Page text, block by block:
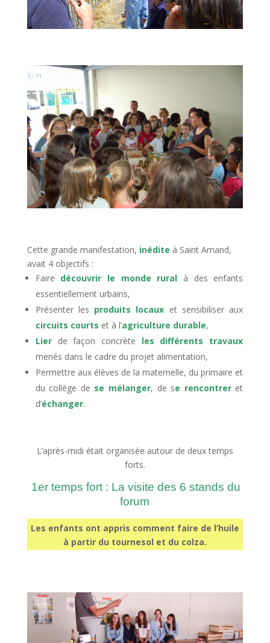
Cette grande manifestation, inédite à Saint Amand,
avait 4 objectifs :
Faire découvrir le monde rural à des enfants
essentiellement urbains,
Présenter les produits locaux et sensibiliser aux
circuits courts et à l’agriculture durable,
Lierde façon concrète les différents travaux
menés dans le cadre du projet alimentation,
Permettre aux élèves de la maternelle, du primaire et
du collège de se mélanger, de se rencontreret
d’échanger.
L’après-midi était organisée autour de deux temps
forts.
1er temps fort : La visite des 6 stands du
forum
Les enfants ont appris comment faire de l’huile
à partir du tournesol et du colza.